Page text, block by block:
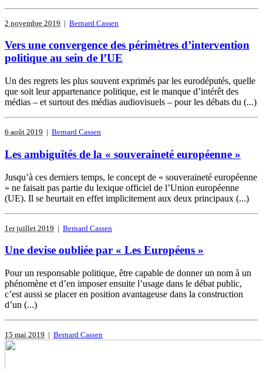
2 novembre 2019 | Bernard Cassen
Vers une convergence des périmètres d’intervention
politique au sein de l’UE
Un des regrets les plus souvent exprimés par les eurodéputés, quelle
que soit leur appartenance politique, est le manque d’intérêt des
médias – et surtout des médias audiovisuels – pour les débats du (...)
6 août 2019 | Bernard Cassen
Les ambiguïtés de la « souveraineté européenne »
Jusqu’à ces derniers temps, le concept de « souveraineté européenne
» ne faisait pas partie du lexique officiel de l’Union européenne
(UE). Il se heurtait en effet implicitement aux deux principaux (...)
1er juillet 2019 | Bernard Cassen
Une devise oubliée par « Les Européens »
Pour un responsable politique, être capable de donner un nom à un
phénomène et d’en imposer ensuite l’usage dans le débat public,
c’est aussi se placer en position avantageuse dans la construction
d’un (...)
15 mai 2019 | Bernard Cassen